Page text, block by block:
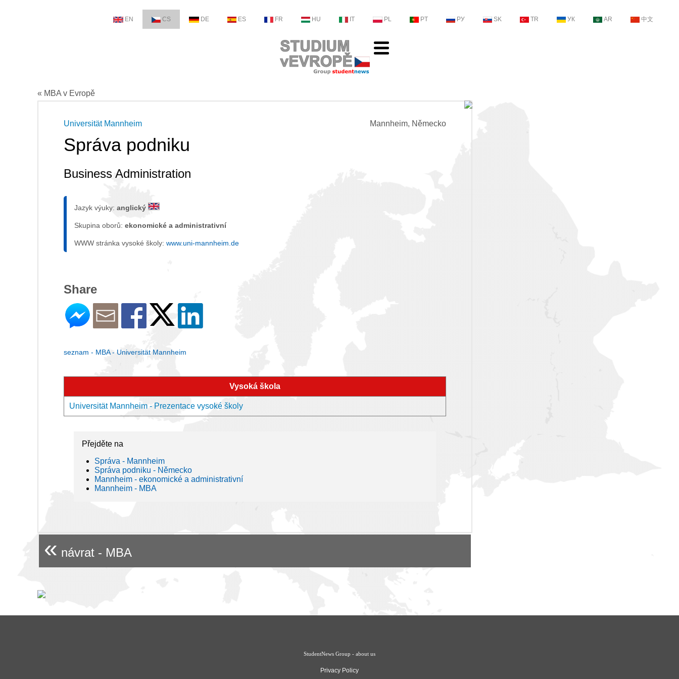
EN CS DE ES FR HU IT PL PT РУ SK TR УК AR 中文
« MBA v Evropě
Mannheim, Německo
Universität Mannheim
Správa podniku
Business Administration
Jazyk výuky: anglický
Skupina oborů: ekonomické a administrativní
WWW stránka vysoké školy: www.uni-mannheim.de
Share
seznam - MBA - Universität Mannheim
Vysoká škola
Universität Mannheim - Prezentace vysoké školy
Přejděte na
Správa - Mannheim
Správa podniku - Německo
Mannheim - ekonomické a administrativní
Mannheim - MBA
« návrat - MBA
StudentNews Group - about us
Privacy Policy